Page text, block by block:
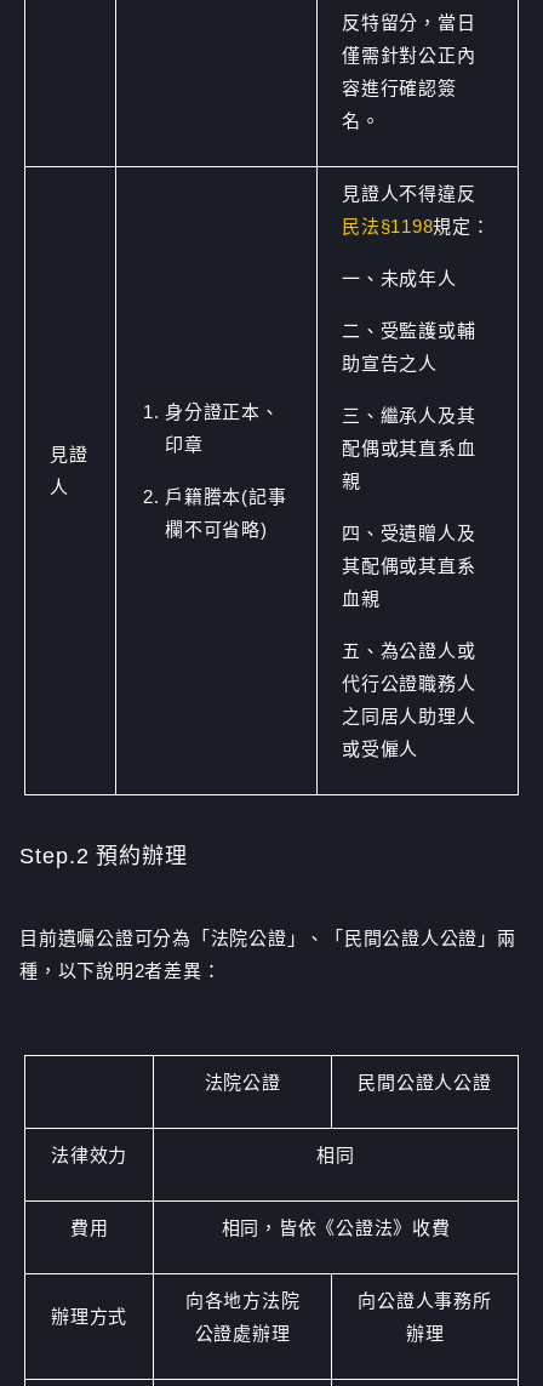
反特留分，當日
僅需針對公正內
容進行確認簽
名。
見證
人
身分證正本、
印章
戶籍謄本(記事
欄不可省略)
見證人不得違反
民法§1198規定：
一、未成年人
二、受監護或輔
助宣告之人
三、繼承人及其
配偶或其直系血
親
四、受遺贈人及
其配偶或其直系
血親
五、為公證人或
代行公證職務人
之同居人助理人
或受僱人
Step.2 預約辦理
目前遺囑公證可分為「法院公證」、「民間公證人公證」兩
種，以下說明2者差異：
法院公證 民間公證人公證
法律效力 相同
費用 相同，皆依《公證法》收費
辦理方式
向各地方法院
公證處辦理
向公證人事務所
辦理